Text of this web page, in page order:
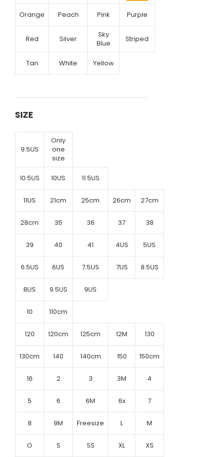
Orange Peach Pink Purple
Red Silver
Sky
Blue
Striped
Tan White Yellow
SIZE
9.5US
Only
one
size
10.5US 10US 11.5US
11US 21cm 25cm 26cm 27cm
28cm 35 36 37 38
39 40 41 4US 5US
6.5US 6US 7.5US 7US 8.5US
8US 9.5US 9US
10 110cm
120 120cm 125cm 12M 130
130cm 140 140cm 150 150cm
16 2 3 3M 4
5 6 6M 6x 7
8 9M Freesize L M
O S SS XL XS